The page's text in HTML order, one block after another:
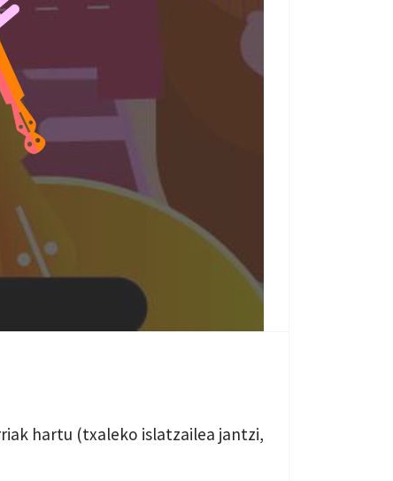
hartu (txaleko islatzailea jantzi,